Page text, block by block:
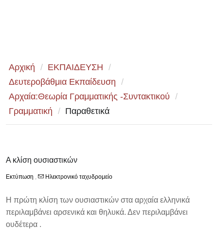
Αρχική / ΕΚΠΑΙΔΕΥΣΗ /
Δευτεροβάθμια Εκπαίδευση /
Αρχαία:Θεωρία Γραμματικής -Συντακτικού /
Γραμματική / Παραθετικά
Α κλίση ουσιαστικών
Εκτύπωση , Ηλεκτρονικό ταχυδρομείο
Η πρώτη κλίση των ουσιαστικών στα αρχαία ελληνικά
περιλαμβάνει αρσενικά και θηλυκά. Δεν περιλαμβάνει
ουδέτερα .